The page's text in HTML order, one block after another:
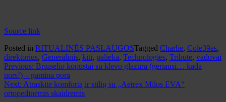
Source link
Posted in RITUALINĖS PASLAUGOSTagged Charlie, Cole39as,
direktorius, Generalinis, kiti, palieka, Technologies, Tribute, vadovai
Navigacija
tarp
įrašų
Previous: Briuselio kopūstai su klevo glazūra (geriausi… kada
nors!) – gamina pora
Next: Atraskite komfortą ir stilių su „Aetrex Milos EVA“
ortopedinėmis skaidrėmis